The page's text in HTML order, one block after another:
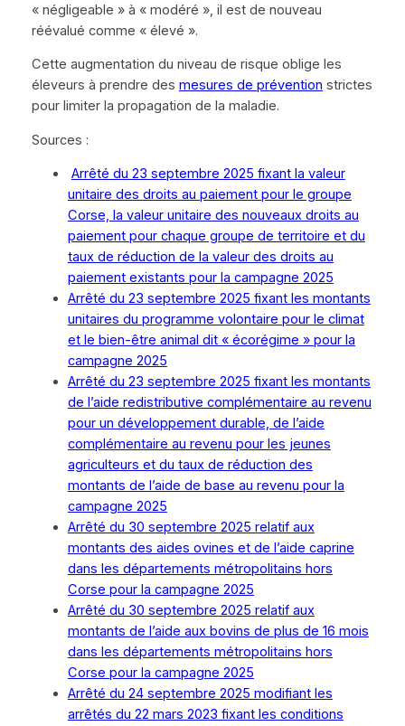
« négligeable » à « modéré », il est de nouveau
réévalué comme « élevé ».
Cette augmentation du niveau de risque oblige les
éleveurs à prendre des mesures de prévention strictes
pour limiter la propagation de la maladie.
Sources :
Arrêté du 23 septembre 2025 fixant la valeur
unitaire des droits au paiement pour le groupe
Corse, la valeur unitaire des nouveaux droits au
paiement pour chaque groupe de territoire et du
taux de réduction de la valeur des droits au
paiement existants pour la campagne 2025
Arrêté du 23 septembre 2025 fixant les montants
unitaires du programme volontaire pour le climat
et le bien-être animal dit « écorégime » pour la
campagne 2025
Arrêté du 23 septembre 2025 fixant les montants
de l’aide redistributive complémentaire au revenu
pour un développement durable, de l’aide
complémentaire au revenu pour les jeunes
agriculteurs et du taux de réduction des
montants de l’aide de base au revenu pour la
campagne 2025
Arrêté du 30 septembre 2025 relatif aux
montants des aides ovines et de l’aide caprine
dans les départements métropolitains hors
Corse pour la campagne 2025
Arrêté du 30 septembre 2025 relatif aux
montants de l’aide aux bovins de plus de 16 mois
dans les départements métropolitains hors
Corse pour la campagne 2025
Arrêté du 24 septembre 2025 modifiant les
arrêtés du 22 mars 2023 fixant les conditions